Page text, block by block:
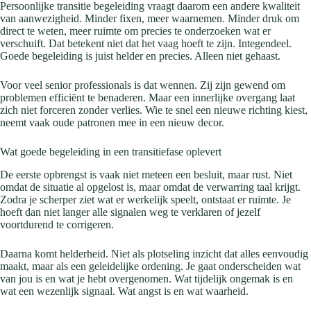
Persoonlijke transitie begeleiding vraagt daarom een andere kwaliteit
van aanwezigheid. Minder fixen, meer waarnemen. Minder druk om
direct te weten, meer ruimte om precies te onderzoeken wat er
verschuift. Dat betekent niet dat het vaag hoeft te zijn. Integendeel.
Goede begeleiding is juist helder en precies. Alleen niet gehaast.
Voor veel senior professionals is dat wennen. Zij zijn gewend om
problemen efficiënt te benaderen. Maar een innerlijke overgang laat
zich niet forceren zonder verlies. Wie te snel een nieuwe richting kiest,
neemt vaak oude patronen mee in een nieuw decor.
Wat goede begeleiding in een transitiefase oplevert
De eerste opbrengst is vaak niet meteen een besluit, maar rust. Niet
omdat de situatie al opgelost is, maar omdat de verwarring taal krijgt.
Zodra je scherper ziet wat er werkelijk speelt, ontstaat er ruimte. Je
hoeft dan niet langer alle signalen weg te verklaren of jezelf
voortdurend te corrigeren.
Daarna komt helderheid. Niet als plotseling inzicht dat alles eenvoudig
maakt, maar als een geleidelijke ordening. Je gaat onderscheiden wat
van jou is en wat je hebt overgenomen. Wat tijdelijk ongemak is en
wat een wezenlijk signaal. Wat angst is en wat waarheid.